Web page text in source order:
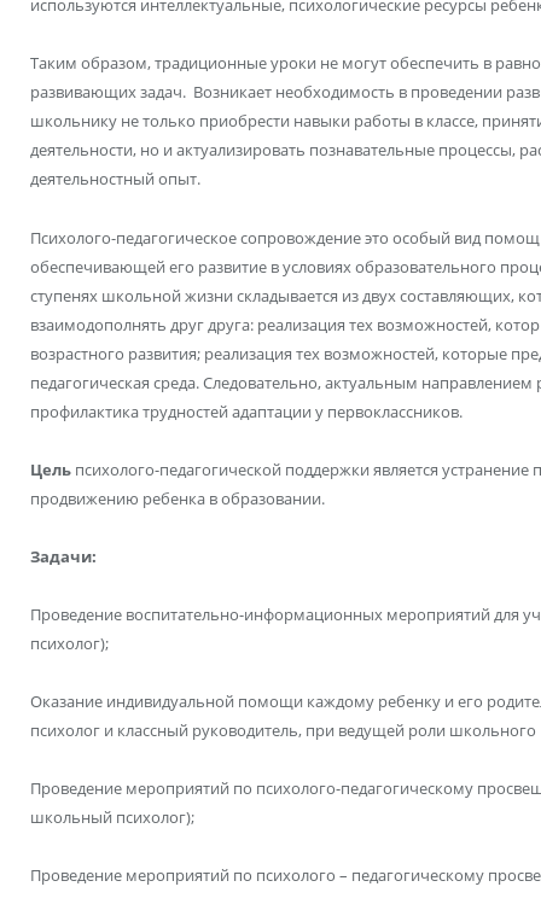
используются интеллектуальные, психологические ресурсы
Таким образом, традиционные уроки не могут обеспечить в
развивающих задач. Возникает необходимость в проведении
школьнику не только приобрести навыки работы в классе,
деятельности, но и актуализировать познавательные процессы,
деятельностный опыт.
Психолого-педагогическое сопровождение это особый вид
обеспечивающей его развитие в условиях образовательного
ступенях школьной жизни складывается из двух составляющих,
взаимодополнять друг друга: реализация тех возможностей,
возрастного развития; реализация тех возможностей, которые
педагогическая среда. Следовательно, актуальным
профилактика трудностей адаптации у первоклассников.
Цель психолого-педагогической поддержки является
продвижению ребенка в образовании.
Задачи:
Проведение воспитательно-информационных мероприятий для
психолог);
Оказание индивидуальной помощи каждому ребенку и его
психолог и классный руководитель, при ведущей роли школьного
Проведение мероприятий по психолого-педагогическому
школьный психолог);
Проведение мероприятий по психолого – педагогическому